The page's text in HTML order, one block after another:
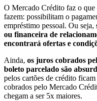
O Mercado Crédito faz o que
fazem: possibilitam o
empréstimo pessoal. Ou seja,
ou financeira de
encontrará ofertas e
Ainda, os juros cobrados
boleto parcelado são
pelos cartões de crédito
cobrados pelo Mercado
chegam a ser 5x maiores.